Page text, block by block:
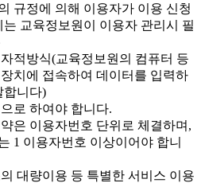
규정에 의해 이용자가 이용 신청
는 교육정보원이 이용자 관리시 필
적방식(교육정보원의 컴퓨터 등
치에 접속하여 데이터를 입력하
합니다)
로 하여야 합니다.
은 이용자번호 단위로 체결하며,
1 이용자번호 이상이어야 합니
대량이용 등 특별한 서비스 이용